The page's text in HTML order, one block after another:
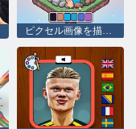
ピクセル画像を描いて色を塗る